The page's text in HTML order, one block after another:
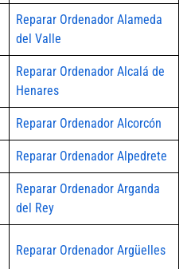
Reparar Ordenador Alameda
del Valle
Reparar Ordenador Alcalá de
Henares
Reparar Ordenador Alcorcón
Reparar Ordenador Alpedrete
Reparar Ordenador Arganda
del Rey
Reparar Ordenador Argüelles